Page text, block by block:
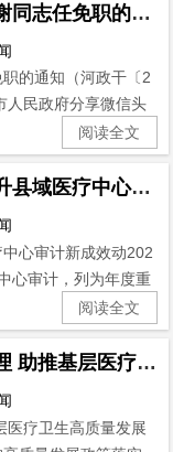
河池市人民政府关于牙韩斌、郭孟谢同志任免职的通知
的通知（河政干〔2
人民政府分享微信头
阅读全文
洛阳市审计局坚持五个创新着力提升县域医疗中心审计新成效动
心审计新成效动202
心审计，列为年度重
阅读全文
沂源县审计局关注村卫生室运行管理 助推基层医疗卫生高质量发展
医疗卫生高质量发展